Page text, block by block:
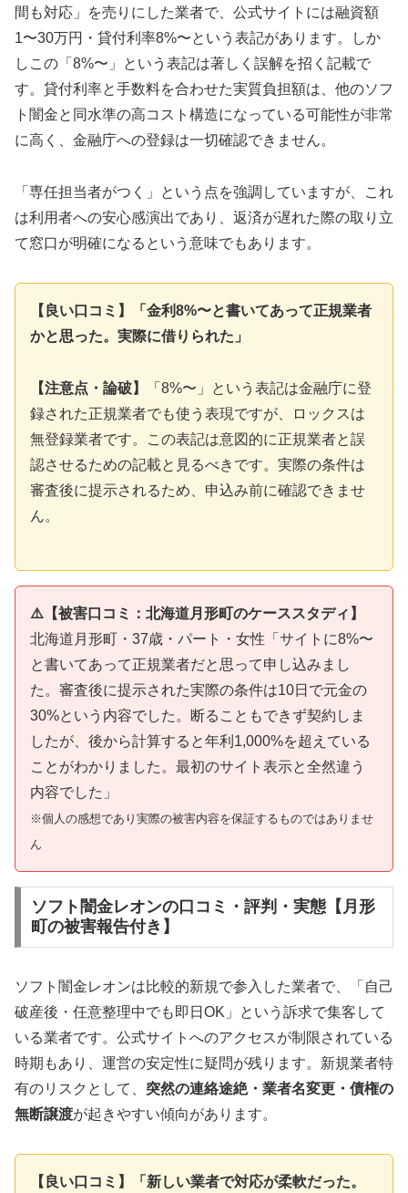
間も対応」を売りにした業者で、公式サイトには融資額
1〜30万円・貸付利率8%〜という表記があります。しか
しこの「8%〜」という表記は著しく誤解を招く記載で
す。貸付利率と手数料を合わせた実質負担額は、他のソフ
ト闇金と同水準の高コスト構造になっている可能性が非常
に高く、金融庁への登録は一切確認できません。
「専任担当者がつく」という点を強調していますが、これ
は利用者への安心感演出であり、返済が遅れた際の取り立
て窓口が明確になるという意味でもあります。
【良い口コミ】「金利8%〜と書いてあって正規業者
かと思った。実際に借りられた」
【注意点・論破】
「8%〜」という表記は金融庁に登
録された正規業者でも使う表現ですが、ロックスは
無登録業者です。この表記は意図的に正規業者と誤
認させるための記載と見るべきです。実際の条件は
審査後に提示されるため、申込み前に確認できませ
ん。
⚠️【被害口コミ：北海道月形町のケーススタディ】
北海道月形町・37歳・パート・女性「サイトに8%〜
と書いてあって正規業者だと思って申し込みまし
た。審査後に提示された実際の条件は10日で元金の
30%という内容でした。断ることもできず契約しま
したが、後から計算すると年利1,000%を超えている
ことがわかりました。最初のサイト表示と全然違う
内容でした」
※個人の感想であり実際の被害内容を保証するものではありませ
ん
ソフト闇金レオンの口コミ・評判・実態【月形
町の被害報告付き】
ソフト闇金レオンは比較的新規で参入した業者で、「自己
破産後・任意整理中でも即日OK」という訴求で集客して
いる業者です。公式サイトへのアクセスが制限されている
時期もあり、運営の安定性に疑問が残ります。新規業者特
有のリスクとして、 突然の連絡途絶・業者名変更・債権の
無断譲渡が起きやすい傾向があります。
【良い口コミ】「新しい業者で対応が柔軟だった。